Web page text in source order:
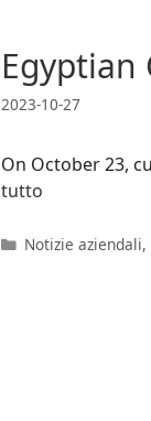
Egyptian
2023-10-27
On October 23,
tutto
Categorie
Notizie aziendali,